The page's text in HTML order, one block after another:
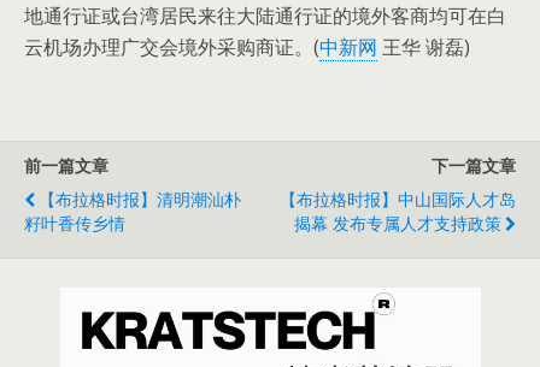
地通行证或台湾居民来往大陆通行证的境外客商均可在白
云机场办理广交会境外采购商证。(中新网 王华 谢磊)
前一篇文章
【布拉格时报】清明潮汕朴
籽叶香传乡情
下一篇文章
【布拉格时报】中山国际人才岛
揭幕 发布专属人才支持政策